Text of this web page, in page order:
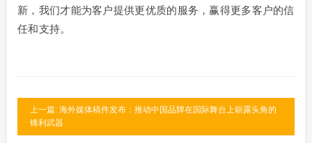
新，我们才能为客户提供更优质的服务，赢得更多客户的信
任和支持。
上一篇: 海外媒体稿件发布：推动中国品牌在国际舞台上崭露头角的
锋利武器